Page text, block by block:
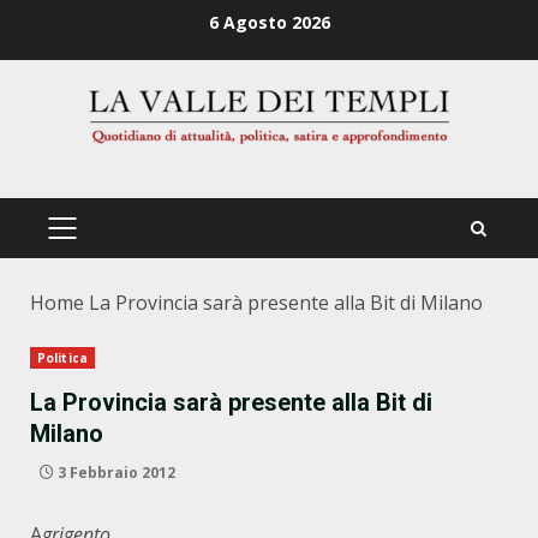
6 Agosto 2026
PRIMÄRES
Home La Provincia sarà presente alla Bit di Milano
Politica
La Provincia sarà presente alla Bit di
Milano
3 Febbraio 2012